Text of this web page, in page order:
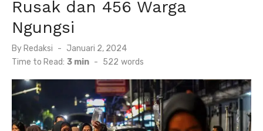
Rusak dan 456 Warga
Ngungsi
By Redaksi
Posted
on
Januari 2, 2024
Time to Read: 3 min - 522 words